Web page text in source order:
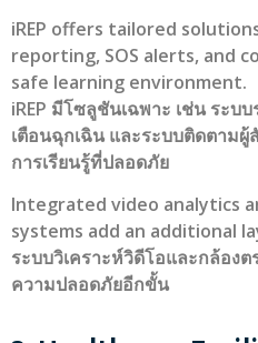
iREP offers tailored
reporting, SOS alerts, and
safe learning environment.
iREP มีโซลูชันเฉพาะ เช่น ระบ
เตือนฉุกเฉิน และระบบติดตาม
การเรียนรู้ที่ปลอดภัย
Integrated video analytics
systems add an additional
ระบบวิเคราะห์วิดีโอและกล้อง
ความปลอดภัยอีกขั้น